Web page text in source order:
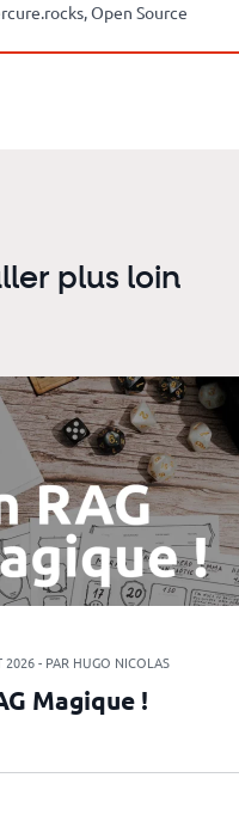
Open Source
plus loin
2026 - PAR HUGO NICOLAS
Magique !